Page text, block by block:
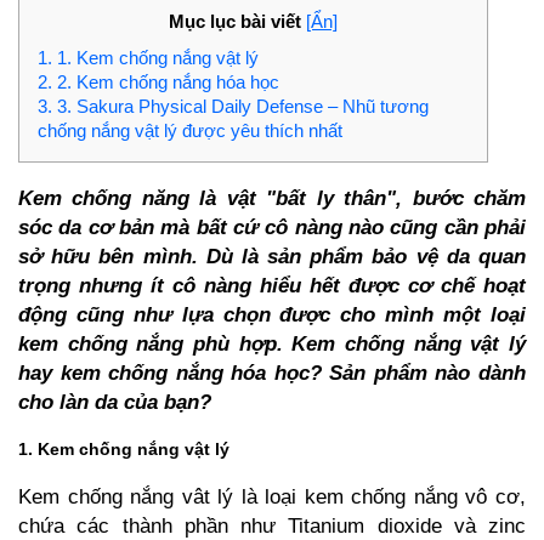
Mục lục bài viết [Ẩn]
1. 1. Kem chống nắng vật lý
2. 2. Kem chống nắng hóa học
3. 3. Sakura Physical Daily Defense – Nhũ tương
chống nắng vật lý được yêu thích nhất
Kem chống năng là vật "bất ly thân", bước chăm
sóc da cơ bản mà bất cứ cô nàng nào cũng cần phải
sở hữu bên mình. Dù là sản phẩm bảo vệ da quan
trọng nhưng ít cô nàng hiểu hết được cơ chế hoạt
động cũng như lựa chọn được cho mình một loại
kem chống nắng phù hợp. Kem chống nắng vật lý
hay kem chống nắng hóa học? Sản phẩm nào dành
cho làn da của bạn?
1. Kem chống nắng vật lý
Kem chống nắng vât lý là loại kem chống nắng vô cơ,
chứa các thành phần như Titanium dioxide và zinc